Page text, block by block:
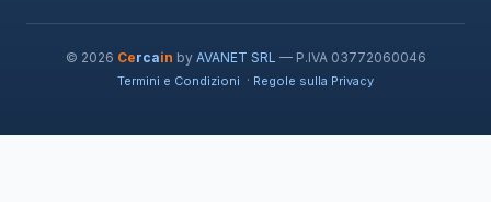
© 2026 Cercain by AVANET SRL — P.IVA 03772060046
Termini e Condizioni · Regole sulla Privacy